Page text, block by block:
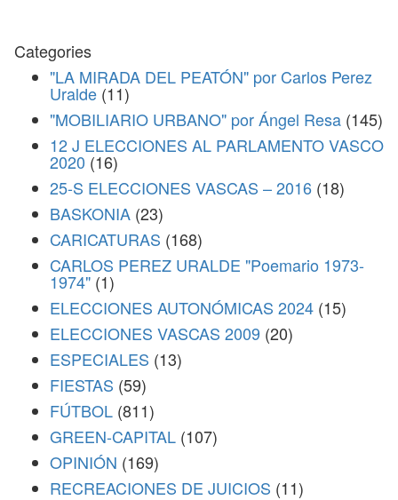
Categories
"LA MIRADA DEL PEATÓN" por Carlos Perez
Uralde (11)
"MOBILIARIO URBANO" por Ángel Resa (145)
12 J ELECCIONES AL PARLAMENTO VASCO
2020 (16)
25-S ELECCIONES VASCAS – 2016 (18)
BASKONIA (23)
CARICATURAS (168)
CARLOS PEREZ URALDE "Poemario 1973-
1974" (1)
ELECCIONES AUTONÓMICAS 2024 (15)
ELECCIONES VASCAS 2009 (20)
ESPECIALES (13)
FIESTAS (59)
FÚTBOL (811)
GREEN-CAPITAL (107)
OPINIÓN (169)
RECREACIONES DE JUICIOS (11)